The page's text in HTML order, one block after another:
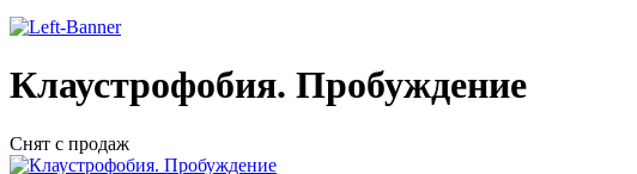
Клаустрофобия. Пробуждение
Снят с продаж